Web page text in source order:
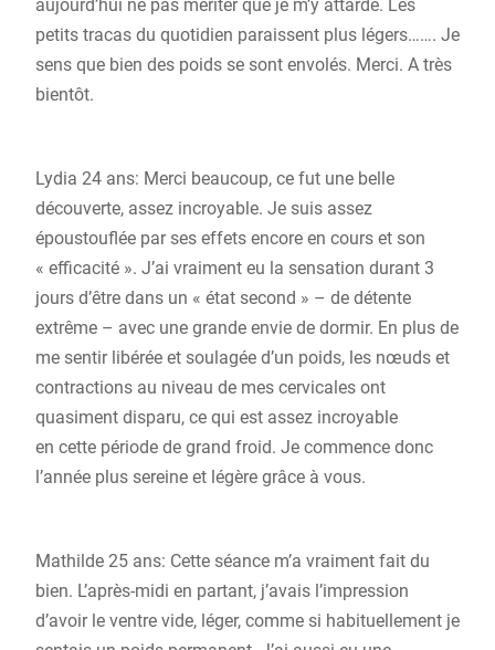
aujourd’hui ne pas mériter que je m’y attarde. Les
petits tracas du quotidien paraissent plus légers……. Je
sens que bien des poids se sont envolés. Merci. A très
bientôt.
Lydia 24 ans: Merci beaucoup, ce fut une belle
découverte, assez incroyable. Je suis assez
époustouflée par ses effets encore en cours et son
« efficacité ». J’ai vraiment eu la sensation durant 3
jours d’être dans un « état second » – de détente
extrême – avec une grande envie de dormir. En plus de
me sentir libérée et soulagée d’un poids, les nœuds et
contractions au niveau de mes cervicales ont
quasiment disparu, ce qui est assez incroyable
en cette période de grand froid. Je commence donc
l’année plus sereine et légère grâce à vous.
Mathilde 25 ans: Cette séance m’a vraiment fait du
bien. L’après-midi en partant, j’avais l’impression
d’avoir le ventre vide, léger, comme si habituellement je